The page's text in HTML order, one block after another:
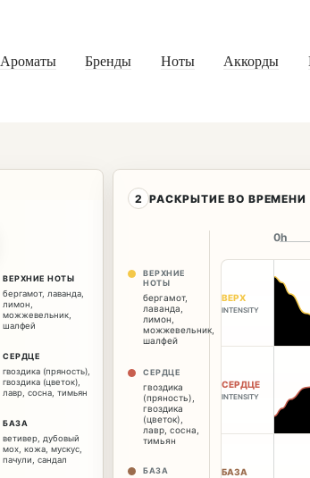
Ароматы Бренды Ноты Аккорды
ВЕРХНИЕ НОТЫ
бергамот, лаванда
лимон
можжевельник
шалфей
СЕРДЦЕ
гвоздика (пряность)
гвоздика (цветок)
лавр сосна тимьян
БАЗА
ветивер
дубовый
мох кожа мускус
пачули
сандал
2 РАСКРЫТИЕ ВО ВРЕМЕНИ
ВЕРХНИЕ
НОТЫ
бергамот,
лаванда
лимон
можжевельник
шалфей
СЕРДЦЕ
гвоздика
(пряность)
гвоздика
(цветок)
лавр сосна
тимьян
БАЗА
0h
ВЕРХ
INTENSITY
СЕРДЦЕ
INTENSITY
БАЗА